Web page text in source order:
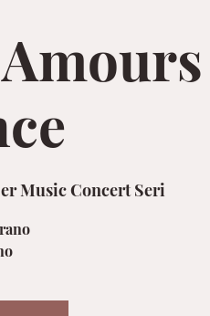
Music Concert Seri